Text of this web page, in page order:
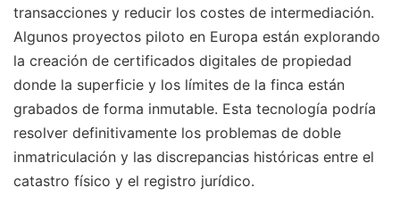
transacciones y reducir los costes de intermediación.
Algunos proyectos piloto en Europa están explorando
la creación de certificados digitales de propiedad
donde la superficie y los límites de la finca están
grabados de forma inmutable. Esta tecnología podría
resolver definitivamente los problemas de doble
inmatriculación y las discrepancias históricas entre el
catastro físico y el registro jurídico.